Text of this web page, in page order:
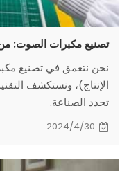
تصنيع مكبرات الصوت: من
نحن نتعمق في تصنيع
الإنتاج)، ونستكشف
تحدد الصناعة.
2024/4/30